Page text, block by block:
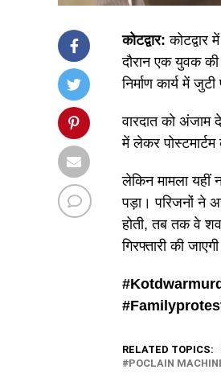
कोटद्वार:
दौरान एक युवक
निर्माण कार्य में
वारदात को अंजाम
में लेकर
लेकिन मामला यहीं
पड़ा। परिजनों ने
होती, तब तक वे
गिरफ्तारी की
#
RELATED TOPICS:
POCLAIN